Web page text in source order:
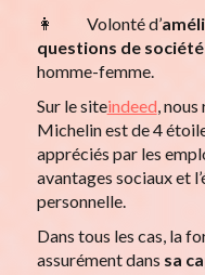
👩 Volonté d’
questions de société
homme-femme.
Sur le siteindeed,
Michelin est de 4
appréciés par les
avantages sociaux et
personnelle.
Dans tous les cas, la
assurément dans sa